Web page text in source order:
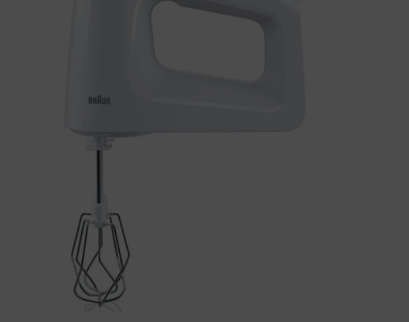
Սանկերամիկա
Տուն և այգի